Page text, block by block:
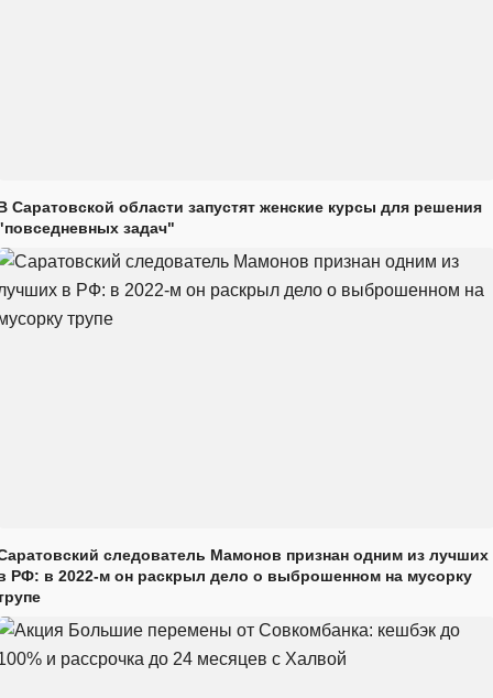
Саратовской области запустят женские курсы для решения
задач"
следователь Мамонов признан одним из лучших
РФ: в 2022-м он раскрыл дело о выброшенном на мусорку